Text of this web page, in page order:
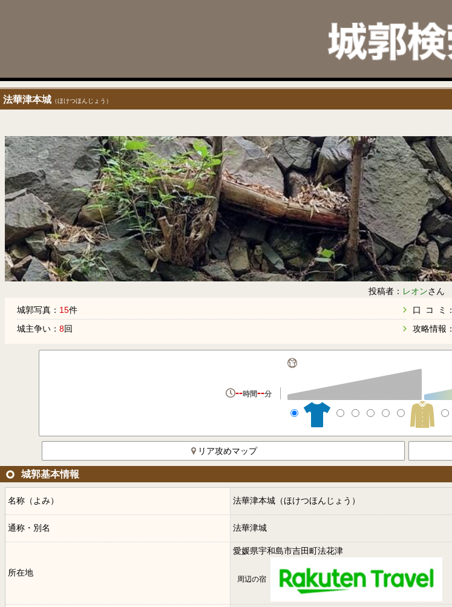
法華津本城 （ほけつほんじょう）
投稿者： レオンさん
城郭写真： 15件
城主争い： 8回
口 コ ミ：
攻略情報：
--時間--分
リア攻めマップ
城郭基本情報
名称（よみ） 法華津本城（ほけつほんじょう）
通称・別名 法華津城
所在地
愛媛県宇和島市吉田町法花津
周辺の宿